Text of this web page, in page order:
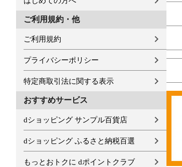
ご利用規約・他
ご利用規約
プライバシーポリシー
特定商取引法に関する表示
おすすめサービス
dショッピング サンプル百貨店
dショッピング ふるさと納税百選
もっとおトクに dポイントクラブ